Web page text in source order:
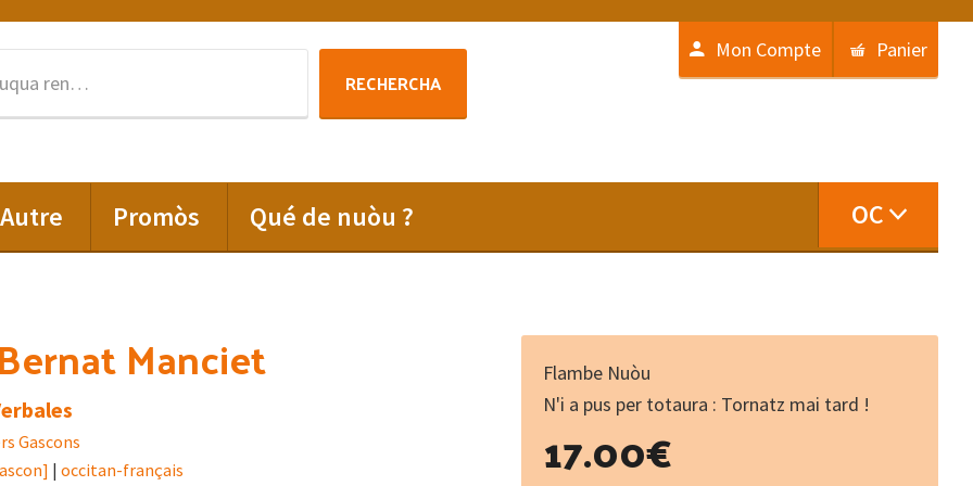
:
RECHERCHA
Mon Compte Panier
Autre Promòs Qué de nuòu ? OC
Manciet
Gascons
| occitan-français
Flambe Nuòu
N'i a pus per totaura : Tornatz mai tard !
17.00€